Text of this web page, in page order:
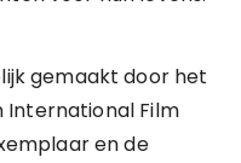
gemaakt door het
International Film
en de